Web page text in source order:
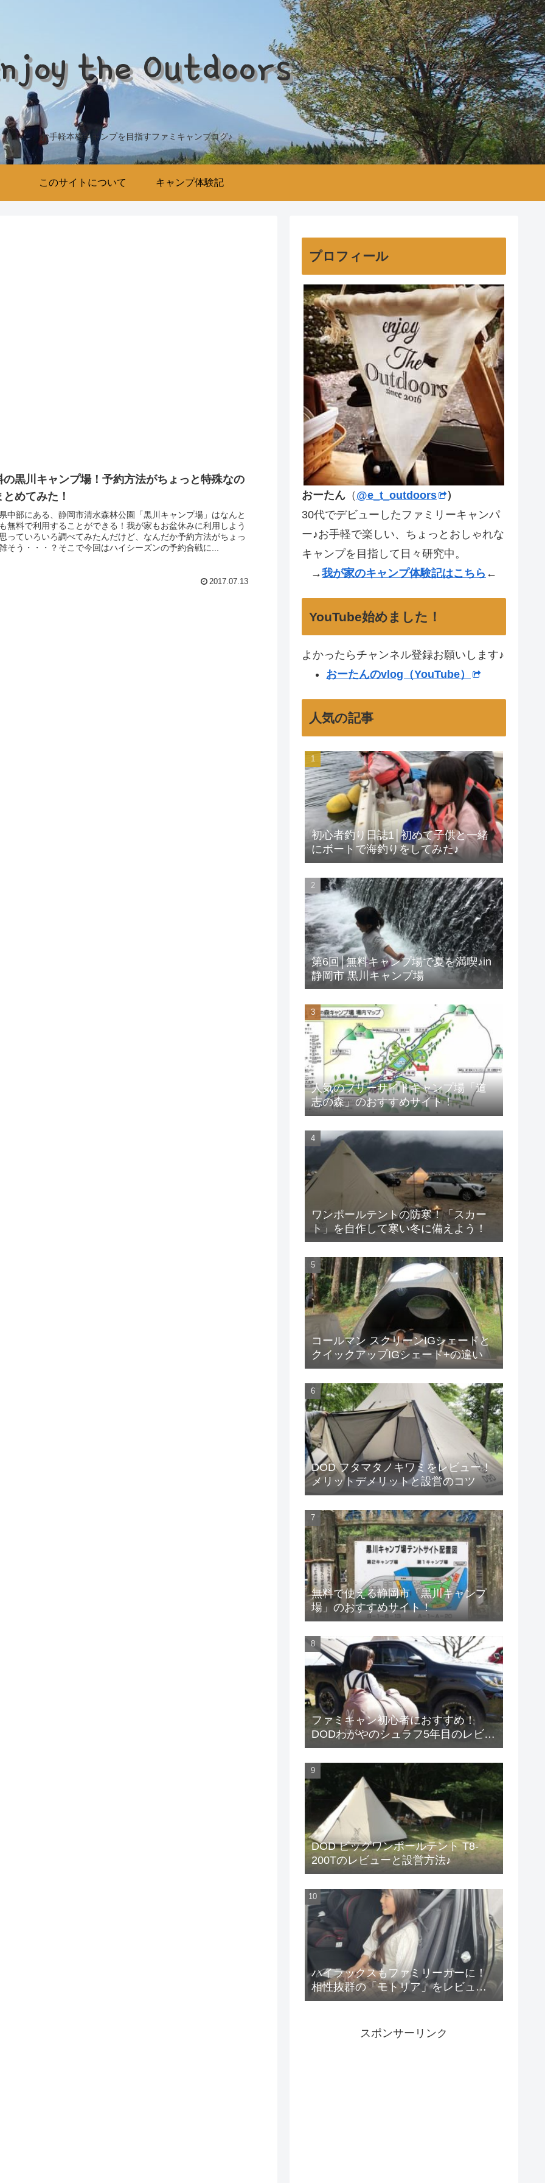
the Outdoors
お手軽本格キャンプを目指すファミキャンブログ♪
このサイトについて キャンプ体験記
の黒川キャンプ場！予約方法がちょっと特殊なの
とめてみた！
中部にある、静岡市清水森林公園「黒川キャンプ場」はなんと
無料で利用することができる！我が家もお盆休みに利用しよう
っていろいろ調べてみたんだけど、なんだか予約方法がちょっ
そう・・・？そこで今回はハイシーズンの予約合戦に...
2017.07.13
プロフィール
おーたん （ @e_t_outdoors
）
30代でデビューしたファミリーキャンパ
ー♪お手軽で楽しい、ちょっとおしゃれな
キャンプを目指して日々研究中。
→我が家のキャンプ体験記はこちら ←
YouTube始めました！
よかったらチャンネル登録お願いします♪
おーたんのvlog（YouTube）
人気の記事
初心者釣り日誌1│初めて子供と一緒
にボートで海釣りをしてみた♪
第6回│無料キャンプ場で夏を満喫♪in
静岡市 黒川キャンプ場
人気のフリーサイトキャンプ場「道
志の森」のおすすめサイト！
ワンポールテントの防寒！「スカー
ト」を自作して寒い冬に備えよう！
コールマン スクリーンIGシェードと
クイックアップIGシェード+の違い
DOD フタマタノキワミをレビュー！
メリットデメリットと設営のコツ
無料で使える静岡市「黒川キャンプ
場」のおすすめサイト！
ファミキャン初心者におすすめ！
DODわがやのシュラフ5年目のレビュ
ー
DOD ビッグワンポールテント T8-
200Tのレビューと設営方法♪
ハイラックスもファミリーカーに！
相性抜群の「モトリア」をレビュ
ー！
スポンサーリンク